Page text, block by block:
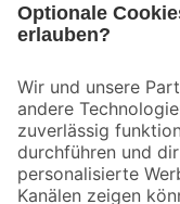
Der toom Newsletter:
Zur Newsletter